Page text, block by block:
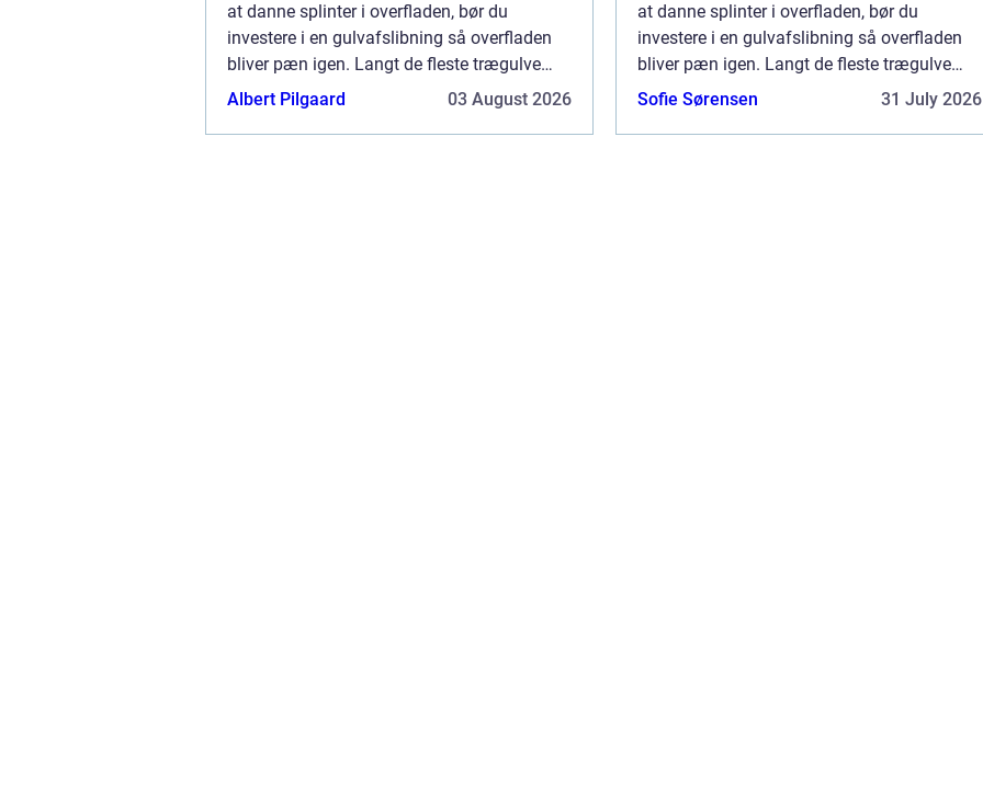
at danne splinter i overfladen, bør du
investere i en gulvafslibning så overfladen
bliver pæn igen. Langt de fleste trægulve
tåler, uanset type og tr&ael...
Albert Pilgaard 03 August 2026
at danne splinter i overfladen, bør du
investere i en gulvafslibning så overfladen
bliver pæn igen. Langt de fleste trægulve
tåler, uanset type og tr&ael...
Sofie Sørensen 31 July 2026